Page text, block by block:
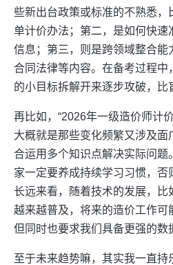
些新出台政策或标准的不熟悉，
单计价办法；第二，是如何快速
信息；第三，则是跨领域整合能
合同法律等内容。在备考过程中
的小目标拆解开来逐步攻破，比
再比如，“2026年一级造价师计
大概就是那些变化频繁又涉及面
合运用多个知识点解决实际问题
家一定要养成持续学习习惯，否
长远来看，随着技术的发展，比
越来越普及，将来的造价工作可
但同时也要求我们具备更强的数
至于未来趋势嘛，其实我一直